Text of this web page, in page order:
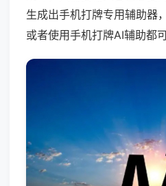
生成出手机打牌专用辅助器
或者使用手机打牌AI辅助都